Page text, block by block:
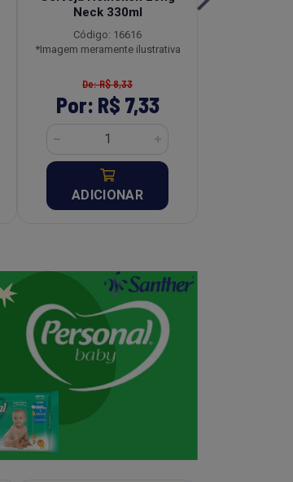
Neck 330ml
Código: 16616
*Imagem meramente ilustrativa
De: R$ 8,33
Por: R$ 7,33
ADICIONAR